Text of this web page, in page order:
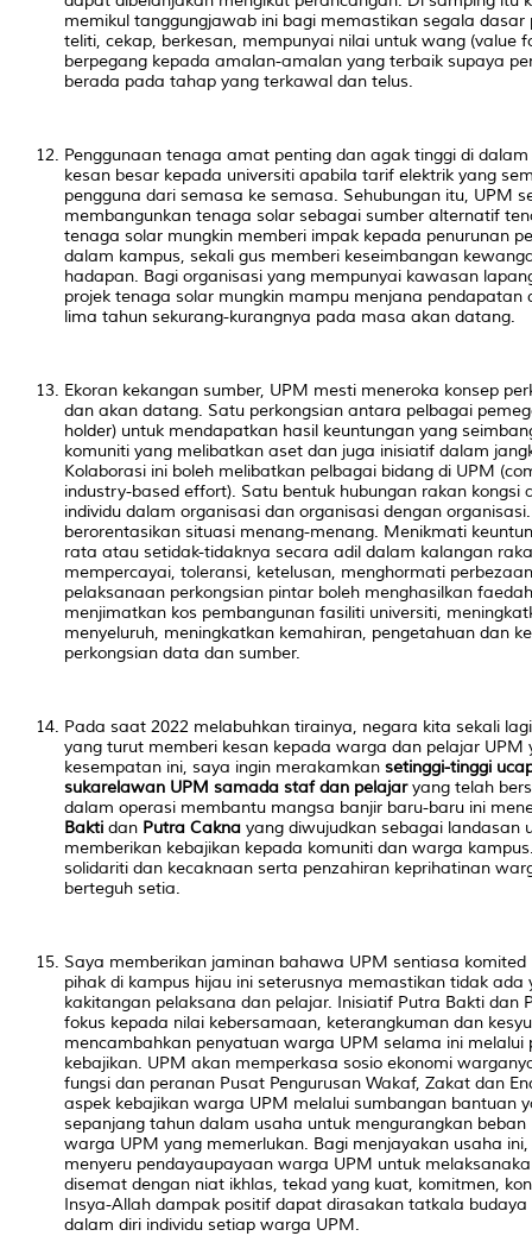
memikul tanggungjawab ini bagi memastikan segala
teliti, cekap, berkesan, mempunyai nilai untuk wang (value
berpegang kepada amalan-amalan yang terbaik supaya
berada pada tahap yang terkawal dan telus.
Penggunaan tenaga amat penting dan agak tinggi di
kesan besar kepada universiti apabila tarif elektrik yang
pengguna dari semasa ke semasa. Sehubungan itu, UPM
membangunkan tenaga solar sebagai sumber alternatif
tenaga solar mungkin memberi impak kepada penurunan
dalam kampus, sekali gus memberi keseimbangan
hadapan. Bagi organisasi yang mempunyai kawasan
projek tenaga solar mungkin mampu menjana pendapatan
lima tahun sekurang-kurangnya pada masa akan datang.
Ekoran kekangan sumber, UPM mesti meneroka konsep
dan akan datang. Satu perkongsian antara pelbagai
holder) untuk mendapatkan hasil keuntungan yang
komuniti yang melibatkan aset dan juga inisiatif dalam
Kolaborasi ini boleh melibatkan pelbagai bidang di UPM
industry-based effort). Satu bentuk hubungan rakan kongsi
individu dalam organisasi dan organisasi dengan
berorentasikan situasi menang-menang. Menikmati
rata atau setidak-tidaknya secara adil dalam kalangan
mempercayai, toleransi, ketelusan, menghormati
pelaksanaan perkongsian pintar boleh menghasilkan
menjimatkan kos pembangunan fasiliti universiti,
menyeluruh, meningkatkan kemahiran, pengetahuan dan
perkongsian data dan sumber.
Pada saat 2022 melabuhkan tirainya, negara kita sekali
yang turut memberi kesan kepada warga dan pelajar UPM
kesempatan ini, saya ingin merakamkan setinggi-tinggi
sukarelawan UPM samada staf dan pelajaryang telah
dalam operasi membantu mangsa banjir baru-baru ini
Bakti dan Putra Cakna yang diwujudkan sebagai landasan
memberikan kebajikan kepada komuniti dan warga
solidariti dan kecaknaan serta penzahiran keprihatinan
berteguh setia.
Saya memberikan jaminan bahawa UPM sentiasa
pihak di kampus hijau ini seterusnya memastikan tidak ada
kakitangan pelaksana dan pelajar. Inisiatif Putra Bakti dan
fokus kepada nilai kebersamaan, keterangkuman dan
mencambahkan penyatuan warga UPM selama ini
kebajikan. UPM akan memperkasa sosio ekonomi
fungsi dan peranan Pusat Pengurusan Wakaf, Zakat dan
aspek kebajikan warga UPM melalui sumbangan bantuan
sepanjang tahun dalam usaha untuk mengurangkan beban
warga UPM yang memerlukan. Bagi menjayakan usaha
menyeru pendayaupayaan warga UPM untuk
disemat dengan niat ikhlas, tekad yang kuat, komitmen,
Insya-Allah dampak positif dapat dirasakan tatkala
dalam diri individu setiap warga UPM.